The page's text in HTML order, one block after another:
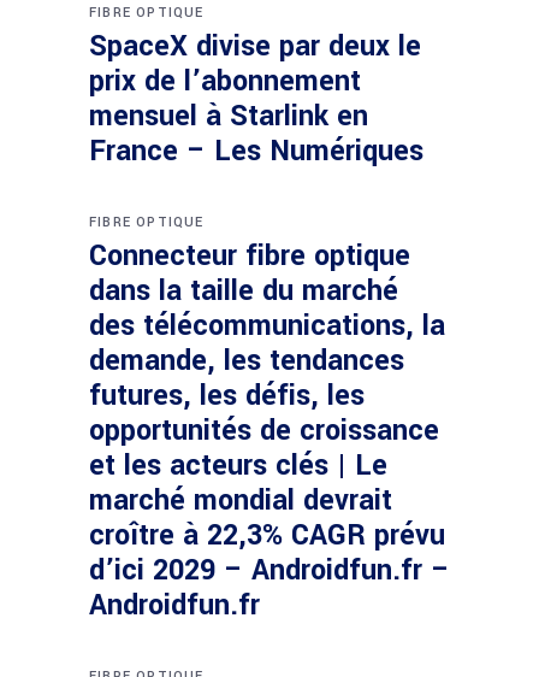
FIBRE OPTIQUE
SpaceX divise par deux le
prix de l’abonnement
mensuel à Starlink en
France – Les Numériques
FIBRE OPTIQUE
Connecteur fibre optique
dans la taille du marché
des télécommunications, la
demande, les tendances
futures, les défis, les
opportunités de croissance
et les acteurs clés | Le
marché mondial devrait
croître à 22,3% CAGR prévu
d’ici 2029 – Androidfun.fr –
Androidfun.fr